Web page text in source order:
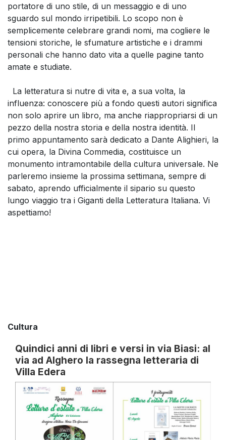
portatore di uno stile, di un messaggio e di uno
sguardo sul mondo irripetibili. Lo scopo non è
semplicemente celebrare grandi nomi, ma cogliere le
tensioni storiche, le sfumature artistiche e i drammi
personali che hanno dato vita a quelle pagine tanto
amate e studiate.
La letteratura si nutre di vita e, a sua volta, la
influenza: conoscere più a fondo questi autori significa
non solo aprire un libro, ma anche riappropriarsi di un
pezzo della nostra storia e della nostra identità. Il
primo appuntamento sarà dedicato a Dante Alighieri, la
cui opera, la Divina Commedia, costituisce un
monumento intramontabile della cultura universale. Ne
parleremo insieme la prossima settimana, sempre di
sabato, aprendo ufficialmente il sipario su questo
lungo viaggio tra i Giganti della Letteratura Italiana. Vi
aspettiamo!
Cultura
Quindici anni di libri e versi in via Biasi: al
via ad Alghero la rassegna letteraria di
Villa Edera